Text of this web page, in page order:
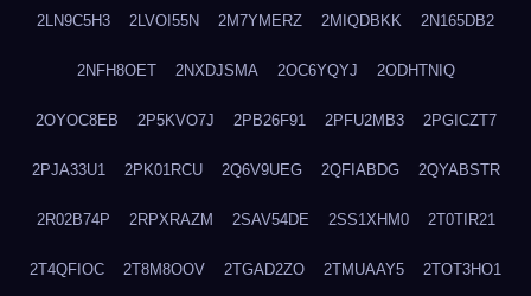
2LN9C5H3 2LVOI55N 2M7YMERZ 2MIQDBKK 2N165DB2
2NFH8OET 2NXDJSMA 2OC6YQYJ 2ODHTNIQ
2OYOC8EB 2P5KVO7J 2PB26F91 2PFU2MB3 2PGICZT7
2PJA33U1 2PK01RCU 2Q6V9UEG 2QFIABDG 2QYABSTR
2R02B74P 2RPXRAZM 2SAV54DE 2SS1XHM0 2T0TIR21
2T4QFIOC 2T8M8OOV 2TGAD2ZO 2TMUAAY5 2TOT3HO1